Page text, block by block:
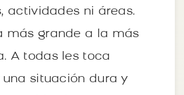
actividades ni áreas.
más grande a la más
A todas les toca
situación dura y